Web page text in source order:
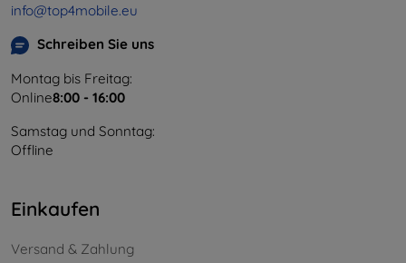
info@top4mobile.eu
Schreiben Sie uns
Montag bis Freitag:
Online8:00 - 16:00
Samstag und Sonntag:
Offline
Einkaufen
Versand & Zahlung